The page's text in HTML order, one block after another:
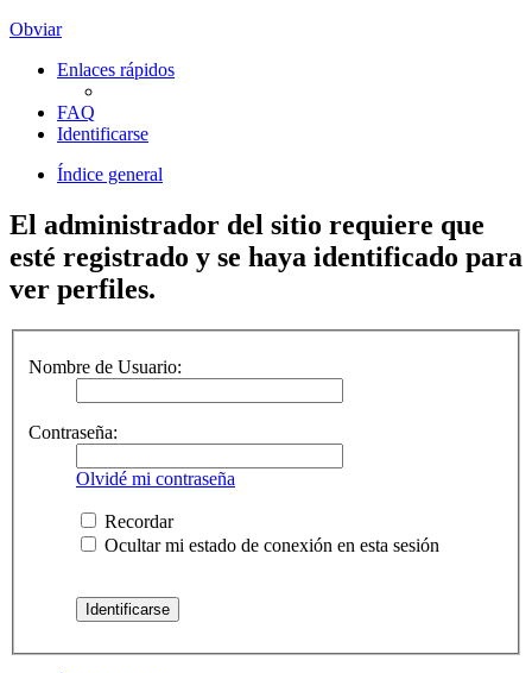
Obviar
Enlaces rápidos
FAQ
Identificarse
Índice general
El administrador del sitio requiere que
esté registrado y se haya identificado para
ver perfiles.
Nombre de Usuario:
Contraseña:
Olvidé mi contraseña
Recordar
Ocultar mi estado de conexión en esta sesión